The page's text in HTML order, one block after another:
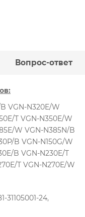
Вопрос-ответ
VGN-N320E/W
T VGN-N350E/W
W VGN-N385N/B
B VGN-N150G/W
B VGN-N230E/T
T VGN-N270E/W
31105001-24,